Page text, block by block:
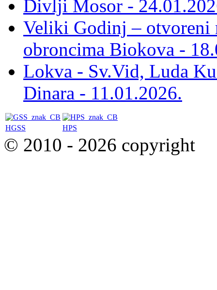
Divlji Mosor -
Veliki Godinj – otvoreni
obroncima Biokova -
Lokva - Sv.Vid, Luda
Dinara - 11.01.2026.
HGSS HPS
© 2010 - 2026 copyright